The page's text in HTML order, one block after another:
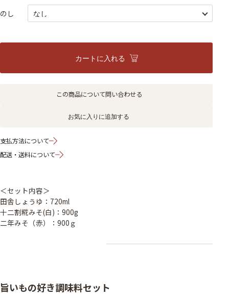
のし
カートに入れる
この商品について問い合わせる
お気に入りに追加する
支払方法について
配送・送料について
＜セット内容＞
田舎しょうゆ：720ml
十二割糀みそ(白)：900g
二年みそ（赤）：900ｇ
旨いもの好き調味料セット